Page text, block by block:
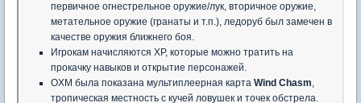
первичное огнестрельное оружие/лук, вторичное оружие,
метательное оружие (гранаты и т.п.), ледоруб был замечен в
качестве оружия ближнего боя.
Игрокам начисляются XP, которые можно тратить на
прокачку навыков и открытие персонажей.
OXM была показана мультиплеерная карта Wind Chasm,
тропическая местность с кучей ловушек и точек обстрела.